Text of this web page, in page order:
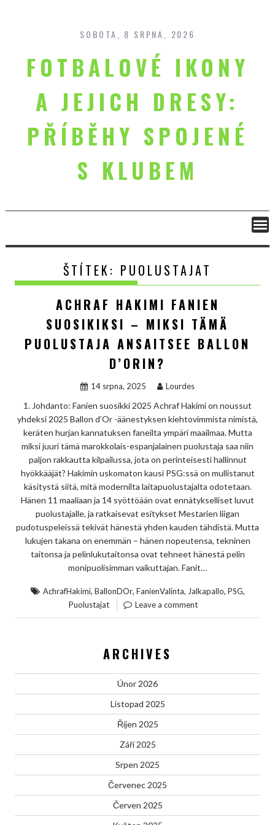
content
SOBOTA, 8 SRPNA, 2026
FOTBALOVÉ IKONY
A JEJICH DRESY:
PŘÍBĚHY SPOJENÉ
S KLUBEM
ŠTÍTEK: PUOLUSTAJAT
ACHRAF HAKIMI FANIEN
SUOSIKIKSI – MIKSI TÄMÄ
PUOLUSTAJA ANSAITSEE BALLON
D’ORIN?
14 srpna, 2025 Lourdes
1. Johdanto: Fanien suosikki 2025 Achraf Hakimi on noussut
yhdeksi 2025 Ballon d’Or -äänestyksen kiehtovimmista nimistä,
keräten hurjan kannatuksen faneilta ympäri maailmaa. Mutta
miksi juuri tämä marokkolais-espanjalainen puolustaja saa niin
paljon rakkautta kilpailussa, jota on perinteisesti hallinnut
hyökkääjät? Hakimin uskomaton kausi PSG:ssä on mullistanut
käsitystä siitä, mitä modernilta laitapuolustajalta odotetaan.
Hänen 11 maaliaan ja 14 syöttöään ovat ennätykselliset luvut
puolustajalle, ja ratkaisevat esitykset Mestarien liigan
pudotuspeleissä tekivät hänestä yhden kauden tähdistä. Mutta
lukujen takana on enemmän – hänen nopeutensa, tekninen
taitonsa ja pelinlukutaitonsa ovat tehneet hänestä pelin
monipuolisimman vaikuttajan. Fanit…
AchrafHakimi, BallonDOr, FanienValinta, Jalkapallo, PSG,
Puolustajat Leave a comment
ARCHIVES
Únor 2026
Listopad 2025
Říjen 2025
Září 2025
Srpen 2025
Červenec 2025
Červen 2025